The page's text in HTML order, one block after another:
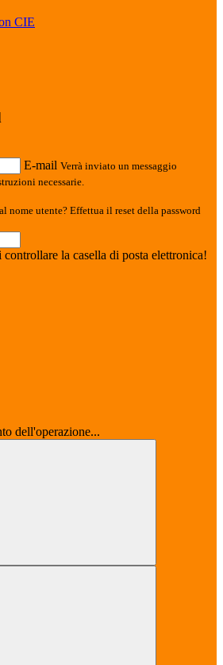
CIE
E-mail Verrà inviato un messaggio
necessarie.
nome utente? Effettua il reset della password
la casella di posta elettronica!
dell'operazione...